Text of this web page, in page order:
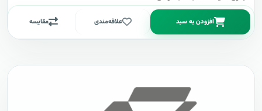
افزودن به سبد علاقه‌مندی مقایسه